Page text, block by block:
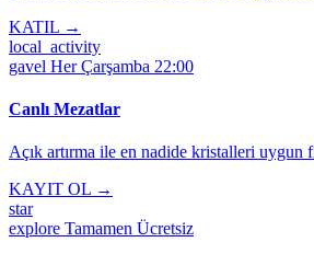
KATIL →
local_activity
gavel Her Çarşamba 22:00
Canlı Mezatlar
Açık artırma ile en nadide kristalleri uygun
KAYIT OL →
star
explore Tamamen Ücretsiz